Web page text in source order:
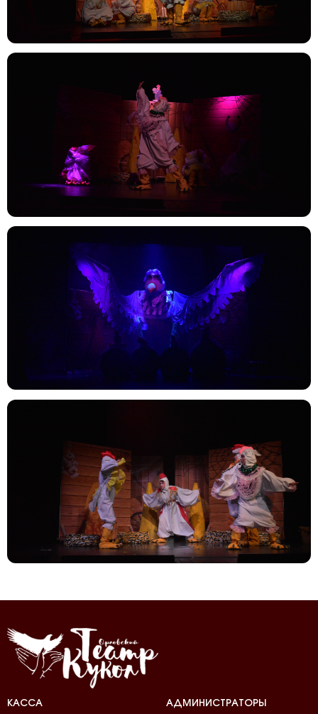
КАССА
АДМИНИСТРАТОРЫ